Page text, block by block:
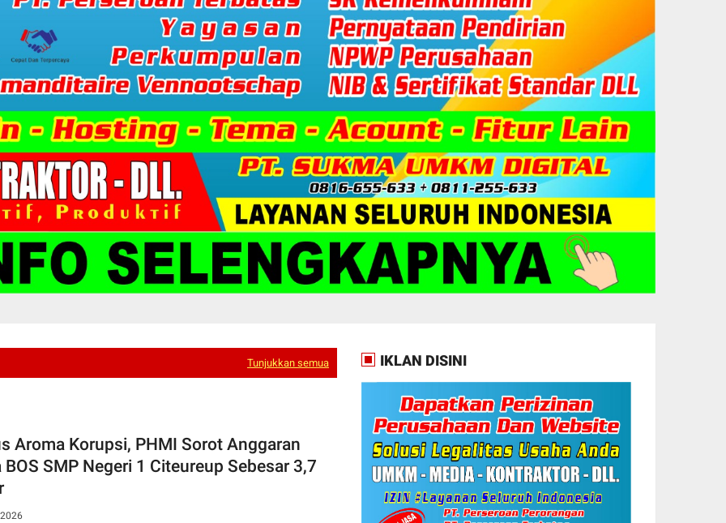
Tunjukkan semua
Aroma Korupsi, PHMI Sorot Anggaran
BOS SMP Negeri 1 Citeureup Sebesar 3,7
IKLAN DISINI